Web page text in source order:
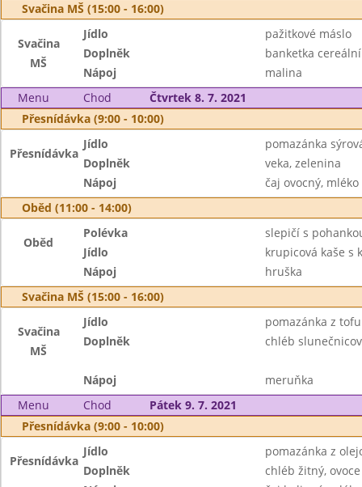
Svačina MŠ (15:00 - 16:00)
Svačina
MŠ
Jídlo
pažitkové máslo
Doplněk
banketka cereální
Nápoj
malina
Menu
Chod
Čtvrtek 8. 7. 2021
Přesnídávka (9:00 - 10:00)
Přesnídávka
Jídlo
pomazánka
Doplněk
veka, zelenina
Nápoj
čaj ovocný, mléko
Oběd (11:00 - 14:00)
Oběd
Polévka
slepičí s
Jídlo
krupicová kaše s
Nápoj
hruška
Svačina MŠ (15:00 - 16:00)
Svačina
MŠ
Jídlo
pomazánka z tofu
Doplněk
chléb
Nápoj
meruňka
Menu
Chod
Pátek 9. 7. 2021
Přesnídávka (9:00 - 10:00)
Přesnídávka
Jídlo
pomazánka z
Doplněk
chléb žitný, ovoce